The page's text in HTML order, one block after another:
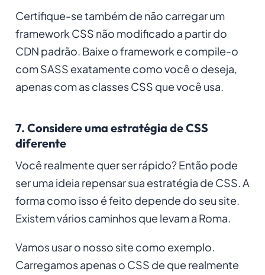
Certifique-se também de não carregar um
framework CSS não modificado a partir do
CDN padrão. Baixe o framework e compile-o
com SASS exatamente como você o deseja,
apenas com as classes CSS que você usa.
7. Considere uma estratégia de CSS
diferente
Você realmente quer ser rápido? Então pode
ser uma ideia repensar sua estratégia de CSS. A
forma como isso é feito depende do seu site.
Existem vários caminhos que levam a Roma.
Vamos usar o nosso site como exemplo.
Carregamos apenas o CSS de que realmente